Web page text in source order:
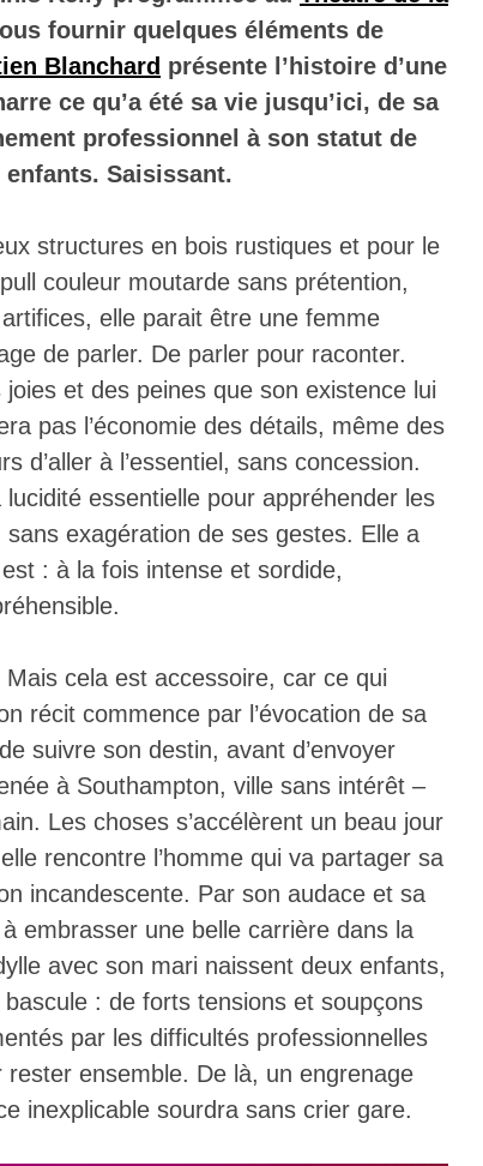
fournir quelques éléments de
Blanchard présente l’histoire d’une
ce qu’a été sa vie jusqu’ici, de sa
professionnel à son statut de
enfants. Saisissant.
structures en bois rustiques et pour le
couleur moutarde sans prétention,
elle parait être une femme
de parler. De parler pour raconter.
et des peines que son existence lui
pas l’économie des détails, même des
d’aller à l’essentiel, sans concession.
essentielle pour appréhender les
exagération de ses gestes. Elle a
: à la fois intense et sordide,
cela est accessoire, car ce qui
récit commence par l’évocation de sa
suivre son destin, avant d’envoyer
à Southampton, ville sans intérêt –
Les choses s’accélèrent un beau jour
rencontre l’homme qui va partager sa
incandescente. Par son audace et sa
embrasser une belle carrière dans la
avec son mari naissent deux enfants,
: de forts tensions et soupçons
par les difficultés professionnelles
ensemble. De là, un engrenage
inexplicable sourdra sans crier gare.